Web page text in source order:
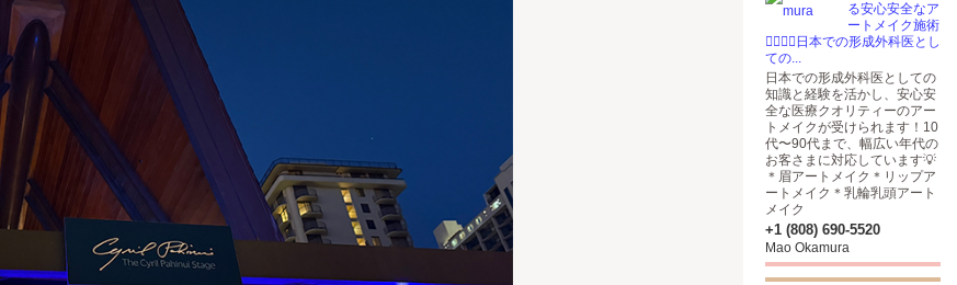
る安心安全なア
ートメイク施術
👩🏽‍⚕️✨日本での形成外科医とし
ての...
日本での形成外科医としての
知識と経験を活かし、安心安
全な医療クオリティーのアー
トメイクが受けられます！10
代〜90代まで、幅広い年代の
お客さまに対応しています💡
＊眉アートメイク＊リップア
ートメイク＊乳輪乳頭アート
メイク
+1 (808) 690-5520
Mao Okamura